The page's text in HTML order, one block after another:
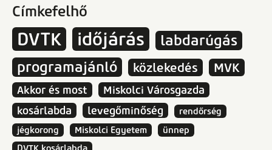
Címkefelhő
DVTK időjárás
labdarúgás
programajánló
közlekedés MVK
Akkor és most
Miskolci Városgazda
kosárlabda
levegőminőség
rendőrség
jégkorong
Miskolci Egyetem
ünnep